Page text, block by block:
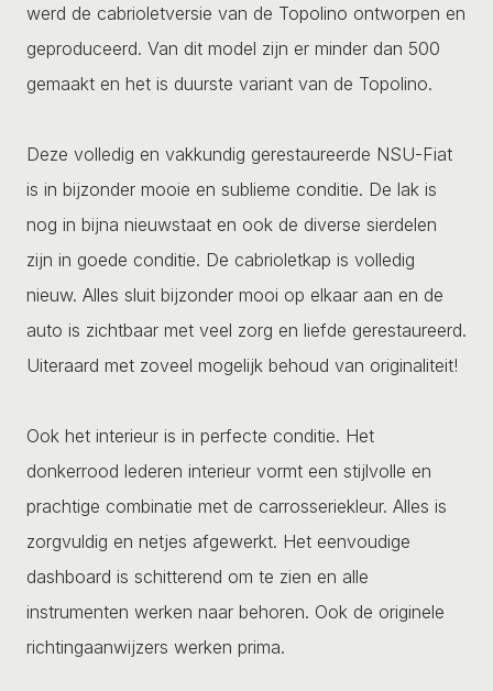
werd de cabrioletversie van de Topolino ontworpen en
geproduceerd. Van dit model zijn er minder dan 500
gemaakt en het is duurste variant van de Topolino.
Deze volledig en vakkundig gerestaureerde NSU-Fiat
is in bijzonder mooie en sublieme conditie. De lak is
nog in bijna nieuwstaat en ook de diverse sierdelen
zijn in goede conditie. De cabrioletkap is volledig
nieuw. Alles sluit bijzonder mooi op elkaar aan en de
auto is zichtbaar met veel zorg en liefde gerestaureerd.
Uiteraard met zoveel mogelijk behoud van originaliteit!
Ook het interieur is in perfecte conditie. Het
donkerrood lederen interieur vormt een stijlvolle en
prachtige combinatie met de carrosseriekleur. Alles is
zorgvuldig en netjes afgewerkt. Het eenvoudige
dashboard is schitterend om te zien en alle
instrumenten werken naar behoren. Ook de originele
richtingaanwijzers werken prima.